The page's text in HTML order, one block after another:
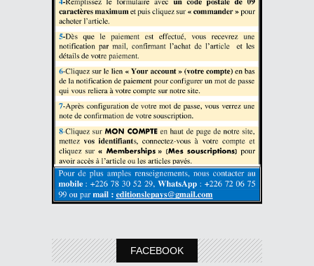
FACEBOOK